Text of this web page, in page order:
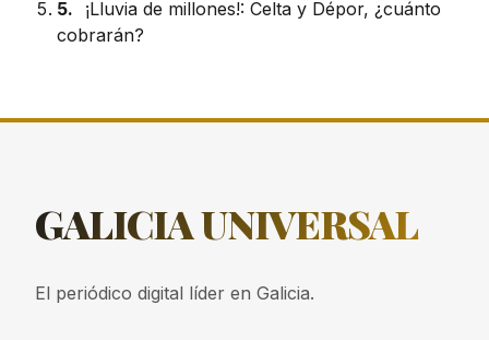
5.
¡Lluvia de millones!: Celta y Dépor, ¿cuánto
cobrarán?
GALICIAUNIVERSAL
El periódico digital líder en Galicia.